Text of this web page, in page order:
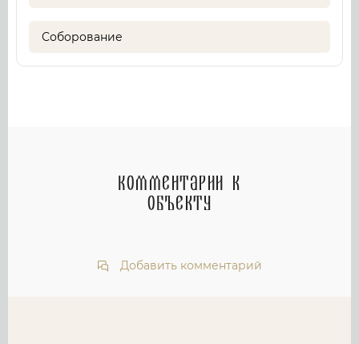
Соборование
Комментарии к
объекту
Добавить комментарий